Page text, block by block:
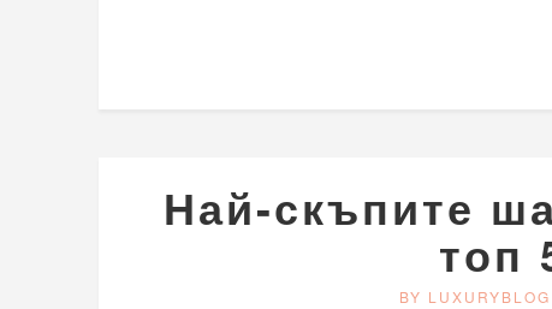
Най-скъпите
топ
BY LUXURYBLOG